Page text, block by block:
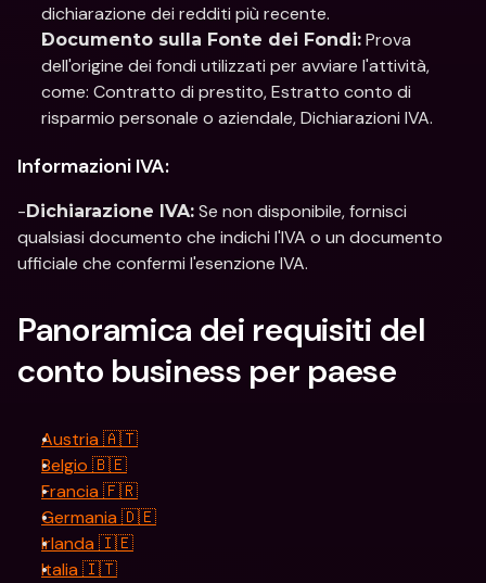
dichiarazione dei redditi più recente.
Documento sulla Fonte dei Fondi: Prova
dell'origine dei fondi utilizzati per avviare l'attività,
come: Contratto di prestito, Estratto conto di
risparmio personale o aziendale, Dichiarazioni IVA.
Informazioni IVA:
-Dichiarazione IVA: Se non disponibile, fornisci
qualsiasi documento che indichi l'IVA o un documento
ufficiale che confermi l'esenzione IVA.
Panoramica dei requisiti del
conto business per paese
Austria 🇦🇹
Belgio 🇧🇪
Francia 🇫🇷
Germania 🇩🇪
Irlanda 🇮🇪
Italia 🇮🇹